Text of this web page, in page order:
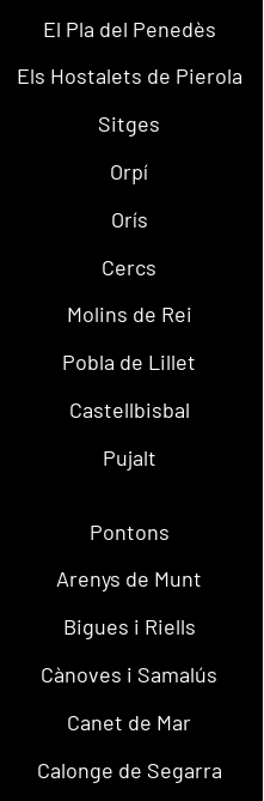
El Pla del Penedès
Els Hostalets de Pierola
Sitges
Orpí
Orís
Cercs
Molins de Rei
Pobla de Lillet
Castellbisbal
Pujalt
Pontons
Arenys de Munt
Bigues i Riells
Cànoves i Samalús
Canet de Mar
Calonge de Segarra